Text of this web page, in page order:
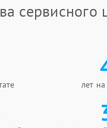
сервисного
лет